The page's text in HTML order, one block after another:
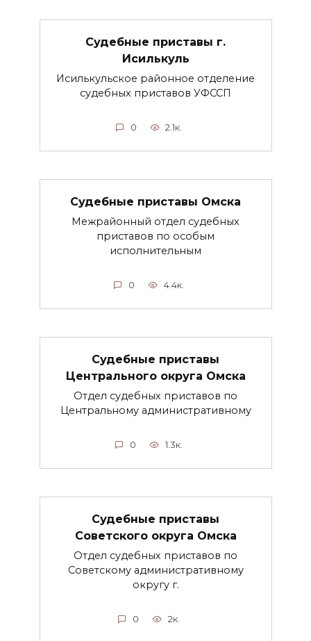
Судебные приставы г.
Исилькуль
Исилькульское районное отделение
судебных приставов УФССП
0 2.1к.
Судебные приставы Омска
Межрайонный отдел судебных
приставов по особым
исполнительным
0 4.4к.
Судебные приставы
Центрального округа Омска
Отдел судебных приставов по
Центральному административному
0 1.3к.
Судебные приставы
Советского округа Омска
Отдел судебных приставов по
Советскому административному
округу г.
0 2к.